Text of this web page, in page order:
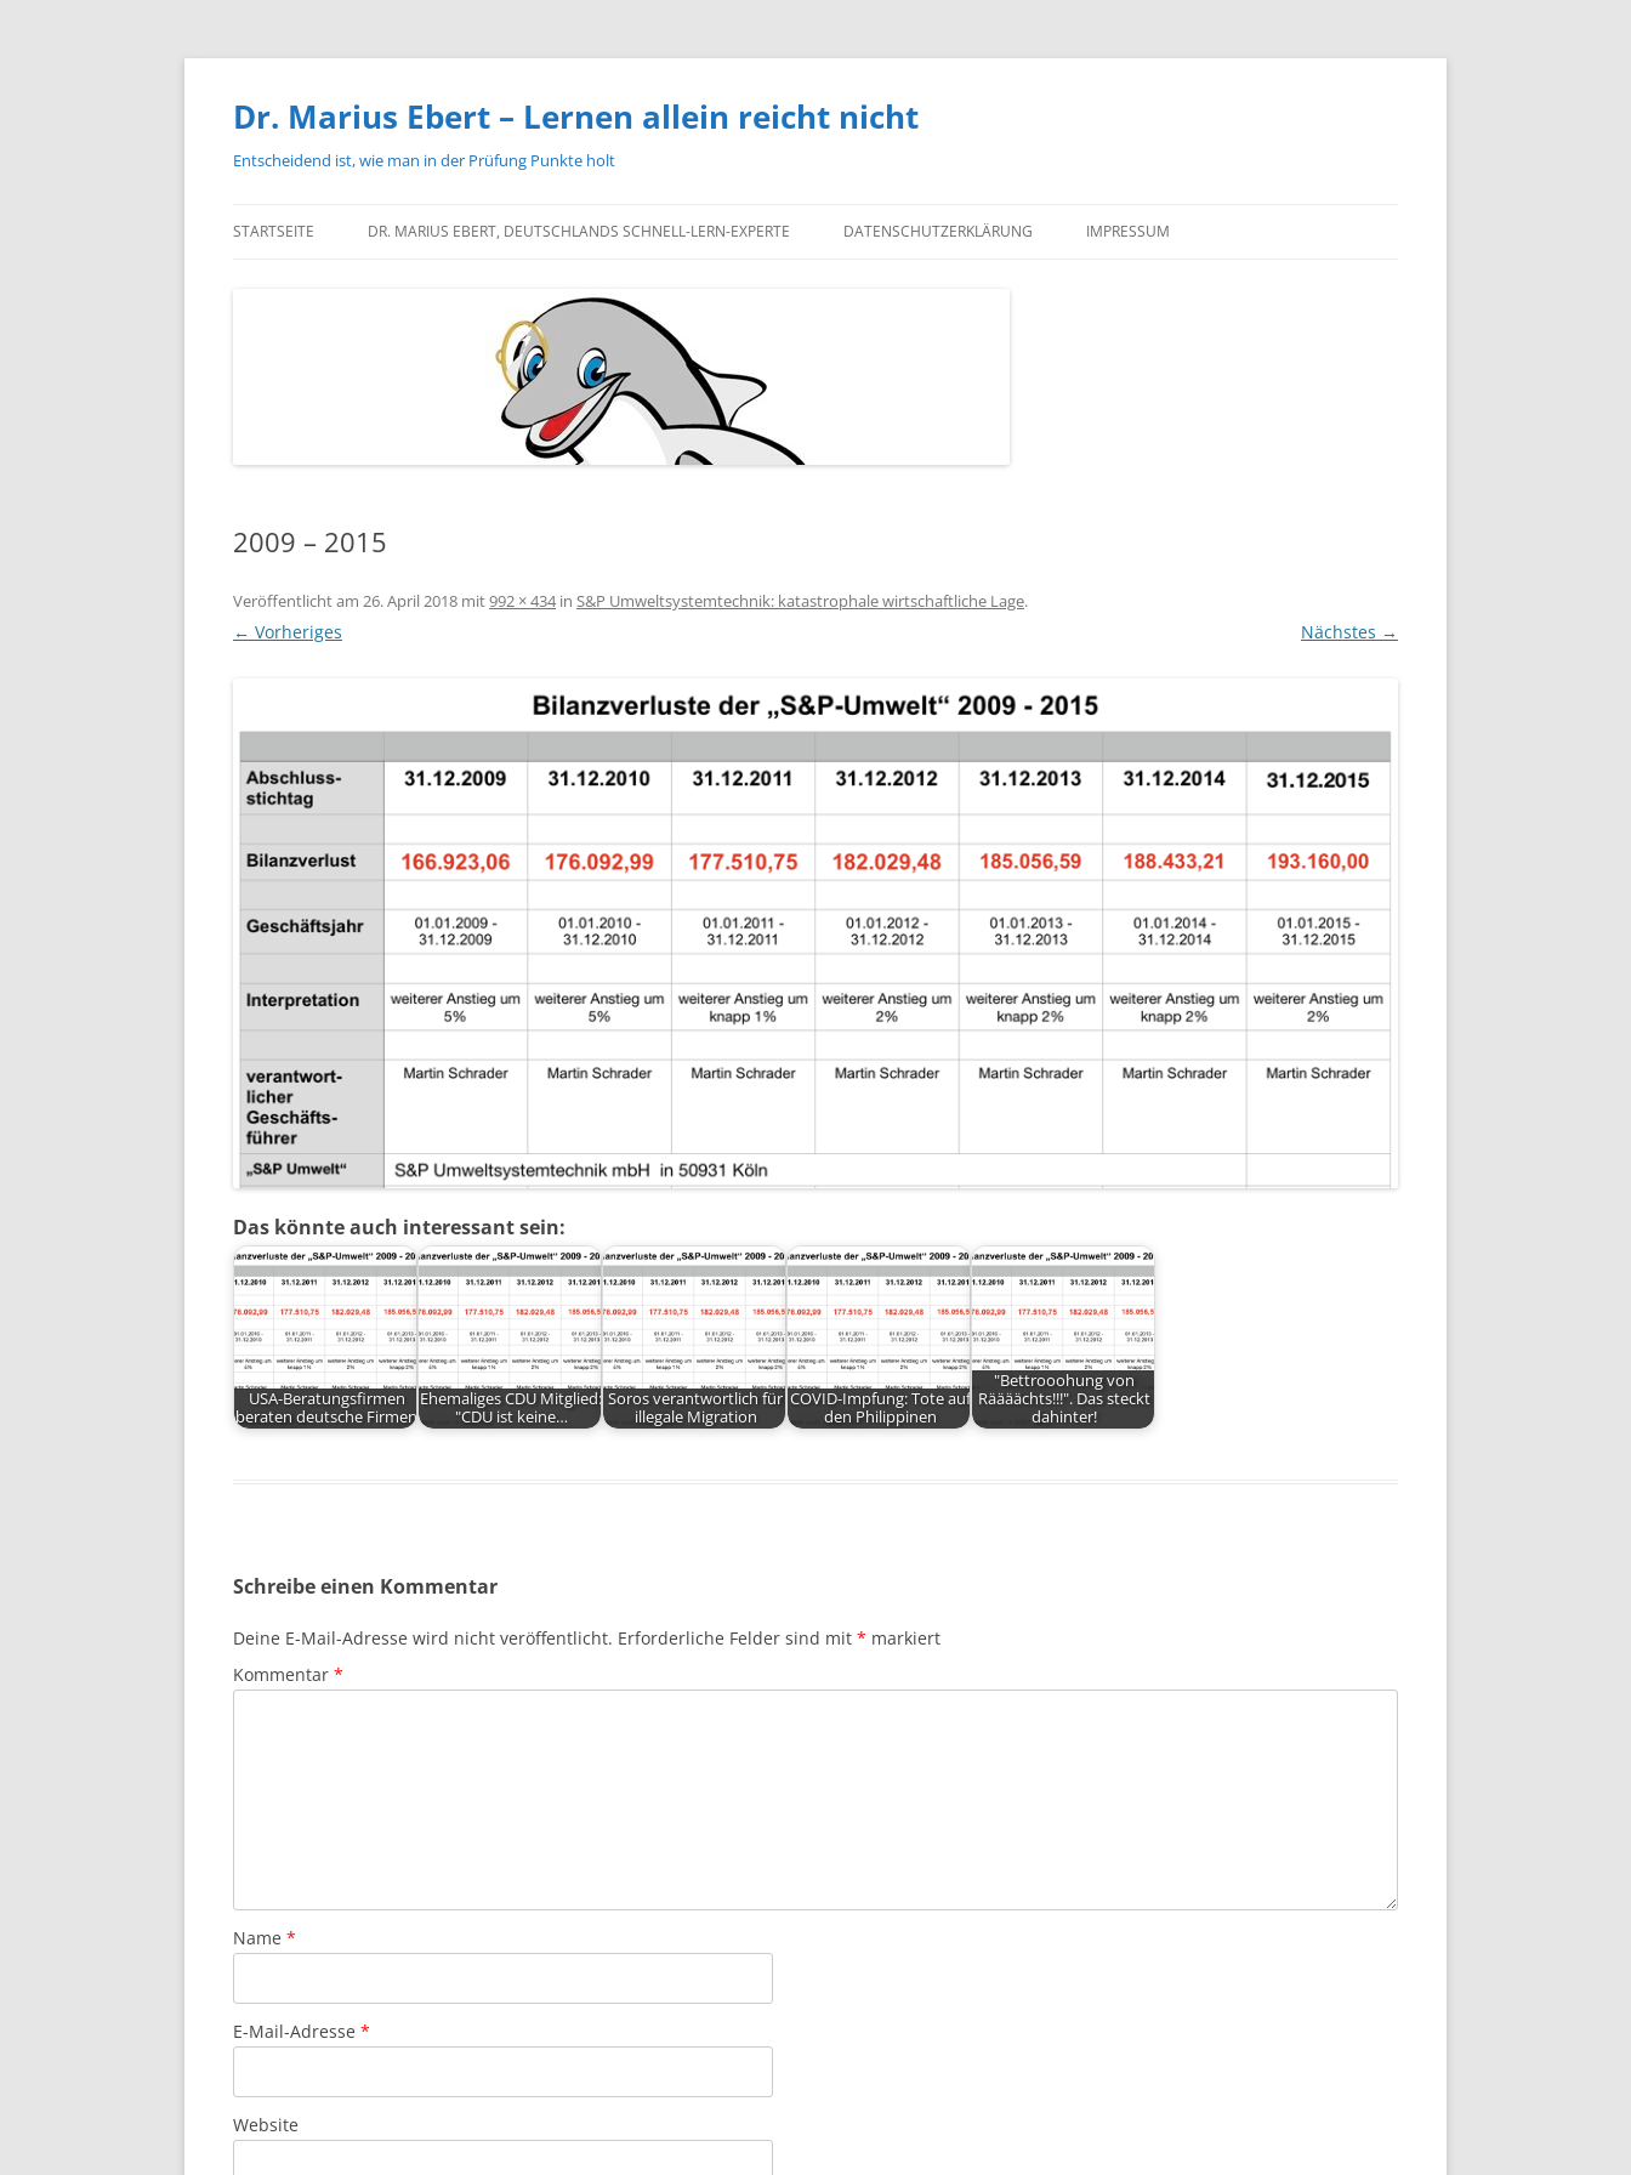
Zum
Dr. Marius Ebert – Lernen allein reicht nicht
Entscheidend ist, wie man in der Prüfung Punkte holt
STARTSEITE DR. MARIUS EBERT, DEUTSCHLANDS SCHNELL-LERN-EXPERTE DATENSCHUTZERKLÄRUNG IMPRESSUM
2009 – 2015
Veröffentlicht am 26. April 2018 mit992 × 434in S&P Umweltsystemtechnik: katastrophale wirtschaftliche Lage.
← Vorheriges Nächstes →
Das könnte auch interessant sein:
USA-Beratungsfirmen
beraten deutsche Firmen
Ehemaliges CDU Mitglied:
"CDU ist keine…
Soros verantwortlich für
illegale Migration
COVID-Impfung: Tote auf
den Philippinen
"Bettrooohung von
Räääächts!!!". Das steckt
dahinter!
Schreibe einen Kommentar
Deine E-Mail-Adresse wird nicht veröffentlicht. Erforderliche Felder sind mit * markiert
Kommentar *
Name *
E-Mail-Adresse *
Website